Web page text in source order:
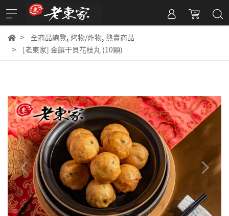
全商品總覽, 烤物/炸物, 熱賣商品
[老東家] 金饌干貝花枝丸 (10顆)